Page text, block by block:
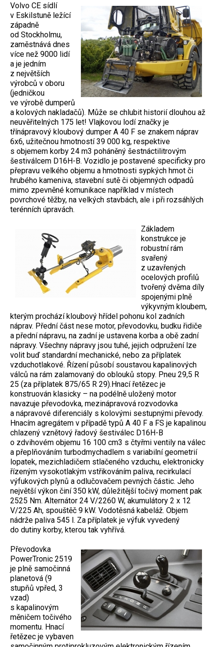
Volvo CE sídlí
v Eskilstuně ležící
západně
od Stockholmu,
zaměstnává dnes
více než 9000 lidí
a je jedním
z největších
výrobců v oboru
(jedničkou
ve výrobě dumperů
a kolových nakladačů). Může se chlubit historií dlouhou až
neuvěřitelných 175 let! Vlajkovou lodí značky je
třínápravový kloubový dumper A 40 F se znakem náprav
6x6, užitečnou hmotností 39 000 kg, respektive
s objemem korby 24 m3 poháněný šestnáctilitrovým
šestiválcem D16H-B. Vozidlo je postavené specificky pro
přepravu velkého objemu a hmotnosti sypkých hmot či
hrubého kameniva, stavební sutě či objemných odpadů
mimo zpevněné komunikace například v místech
povrchové těžby, na velkých stavbách, ale i při rozsáhlých
terénních úpravách.
Základem
konstrukce je
robustní rám
svařený
z uzavřených
ocelových profilů
tvořený dvěma díly
spojenými plně
výkyvným kloubem,
kterým prochází kloubový hřídel pohonu kol zadních
náprav. Přední část nese motor, převodovku, budku řidiče
a přední nápravu, na zadní je ustavena korba a obě zadní
nápravy. Všechny nápravy jsou tuhé, jejich odpružení lze
volit buď standardní mechanické, nebo za příplatek
vzduchotlakové. Řízení působí soustavou kapalinových
válců na rám zalamovaný do oblouků stopy. Pneu 29,5 R
25 (za příplatek 875/65 R 29).Hnací řetězec je
konstruován klasicky – na podélně uložený motor
navazuje převodovka, mezinápravová rozvodovka
a nápravové diferenciály s kolovými sestupnými převody.
Hnacím agregátem v případě typů A 40 F a FS je kapalinou
chlazený vznětový řadový šestiválec D16H-B
o zdvihovém objemu 16 100 cm3 s čtyřmi ventily na válec
a přeplňováním turbodmychadlem s variabilní geometrií
lopatek, mezichladičem stlačeného vzduchu, elektronicky
řízeným vysokotlakým vstřikováním paliva, recirkulací
výfukových plynů a odlučovačem pevných částic. Jeho
největší výkon činí 350 kW, důležitější točivý moment pak
2525 Nm. Alternátor 24 V/2260 W, akumulátory 2 x 12
V/225 Ah, spouštěč 9 kW. Vodotěsná kabeláž. Objem
nádrže paliva 545 l. Za příplatek je výfuk vyvedený
do dutiny korby, kterou tak vyhřívá.
Převodovka
PowerTronic 2519
je plně samočinná
planetová (9
stupňů vpřed, 3
vzad)
s kapalinovým
měničem točivého
momentu. Hnací
řetězec je vybaven